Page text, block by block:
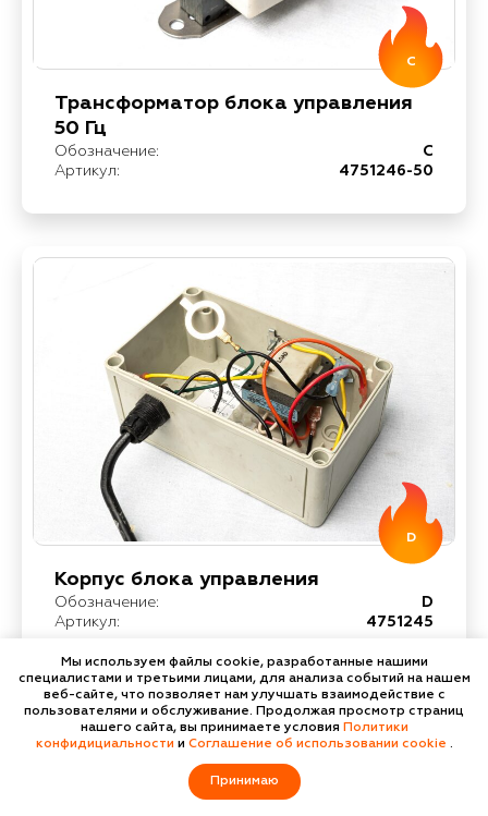
C
Трансформатор блока управления
50 Гц
Обозначение:
C
Артикул:
4751246-50
D
Корпус блока управления
Обозначение:
D
Артикул:
4751245
Каталог запасных
Контакты
F.A.Q.
Мы используем файлы cookie, разработанные нашими
специалистами и третьими лицами, для анализа событий на нашем
веб-сайте, что позволяет нам улучшать взаимодействие с
пользователями и обслуживание. Продолжая просмотр страниц
нашего сайта, вы принимаете условия Политики
конфидициальности и Соглашение об использовании cookie .
Принимаю